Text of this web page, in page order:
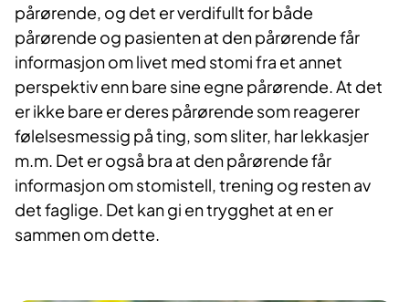
pårørende, og det er verdifullt for både
pårørende og pasienten at den pårørende får
informasjon om livet med stomi fra et annet
perspektiv enn bare sine egne pårørende. At det
er ikke bare er deres pårørende som reagerer
følelsesmessig på ting, som sliter, har lekkasjer
m.m. Det er også bra at den pårørende får
informasjon om stomistell, trening og resten av
det faglige. Det kan gi en trygghet at en er
sammen om dette.